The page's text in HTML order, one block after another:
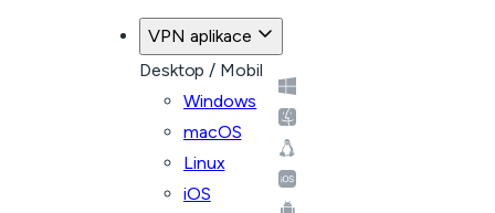
VPN aplikace
Desktop / Mobil
Windows
macOS
Linux
iOS